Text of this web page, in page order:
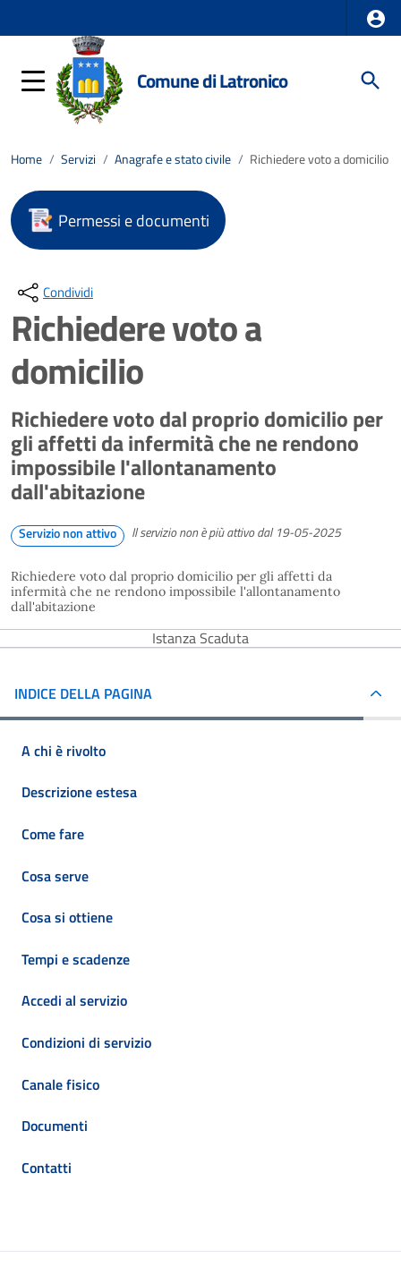
Comune di Latronico
Home / Servizi / Anagrafe e stato civile / Richiedere voto a domicilio
Permessi e documenti
Condividi
Richiedere voto a
domicilio
Richiedere voto dal proprio domicilio per
gli affetti da infermità che ne rendono
impossibile l'allontanamento
dall'abitazione
Servizio non attivo Il servizio non è più attivo dal 19-05-2025
Richiedere voto dal proprio domicilio per gli affetti da
infermità che ne rendono impossibile l'allontanamento
dall'abitazione
Istanza Scaduta
INDICE DELLA PAGINA
A chi è rivolto
Descrizione estesa
Come fare
Cosa serve
Cosa si ottiene
Tempi e scadenze
Accedi al servizio
Condizioni di servizio
Canale fisico
Documenti
Contatti